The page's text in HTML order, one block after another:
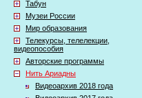
Табун
Музеи России
Мир образования
Телекурсы, телелекции,
видеопособия
Авторские программы
Нить Ариадны
Видеоархив 2018 года